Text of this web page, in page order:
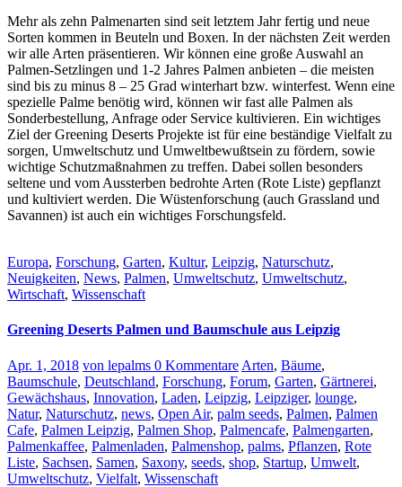
Mehr als zehn Palmenarten sind seit letztem Jahr fertig und neue
Sorten kommen in Beuteln und Boxen. In der nächsten Zeit werden
wir alle Arten präsentieren. Wir können eine große Auswahl an
Palmen-Setzlingen und 1-2 Jahres Palmen anbieten – die meisten
sind bis zu minus 8 – 25 Grad winterhart bzw. winterfest. Wenn eine
spezielle Palme benötig wird, können wir fast alle Palmen als
Sonderbestellung, Anfrage oder Service kultivieren. Ein wichtiges
Ziel der Greening Deserts Projekte ist für eine beständige Vielfalt zu
sorgen, Umweltschutz und Umweltbewußtsein zu fördern, sowie
wichtige Schutzmaßnahmen zu treffen. Dabei sollen besonders
seltene und vom Aussterben bedrohte Arten (Rote Liste) gepflanzt
und kultiviert werden. Die Wüstenforschung (auch Grassland und
Savannen) ist auch ein wichtiges Forschungsfeld.
Europa, Forschung, Garten, Kultur, Leipzig, Naturschutz,
Neuigkeiten, News, Palmen, Umweltschutz, Umweltschutz,
Wirtschaft, Wissenschaft
Greening Deserts Palmen und Baumschule aus Leipzig
Apr. 1, 2018 von lepalms 0 Kommentare Arten, Bäume,
Baumschule, Deutschland, Forschung, Forum, Garten, Gärtnerei,
Gewächshaus, Innovation, Laden, Leipzig, Leipziger, lounge,
Natur, Naturschutz, news, Open Air, palm seeds, Palmen, Palmen
Cafe, Palmen Leipzig, Palmen Shop, Palmencafe, Palmengarten,
Palmenkaffee, Palmenladen, Palmenshop, palms, Pflanzen, Rote
Liste, Sachsen, Samen, Saxony, seeds, shop, Startup, Umwelt,
Umweltschutz, Vielfalt, Wissenschaft